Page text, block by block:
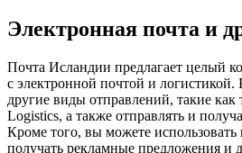
Электронная почта и
Почта Исландии предлагает целый
с электронной почтой и
другие виды отправлений, такие как
Logistics, а также отправлять и
Кроме того, вы можете
получать рекламные предложения и